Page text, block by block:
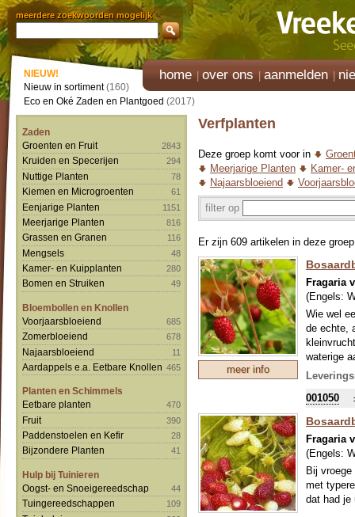
meerdere zoekwoorden mogelijk
home over ons aanmelden
NIEUW!
Nieuw in sortiment(160)
Eco en Oké Zaden en Plantgoed (2017)
Zaden
Groenten en Fruit
2843
Kruiden en Specerijen 294
Nuttige Planten 78
Kiemen en Microgroenten 61
Eenjarige Planten 1151
Meerjarige Planten 816
Grassen en Granen 116
Mengsels 48
Kamer- en Kuipplanten 280
Bomen en Struiken 49
Bloembollen en Knollen
Voorjaarsbloeiend
685
Zomerbloeiend 678
Najaarsbloeiend 11
Aardappels e.a. Eetbare Knollen 465
Planten en Schimmels
Eetbare planten
470
Fruit 390
Paddenstoelen en Kefir 28
Bijzondere Planten 41
Hulp bij Tuinieren
Oogst- en Snoeigereedschap
44
Tuingereedschappen 109
Verfplanten
Deze groep komt voor in
Meerjarige Planten
Kamer-
Najaarsbloeiend
filter op
Er zijn 609 artikelen in deze
meer info
Fragaria
(Engels:
Wie wel
de echte,
waterige
001050
Fragaria
(Engels:
Bij
met
dat had